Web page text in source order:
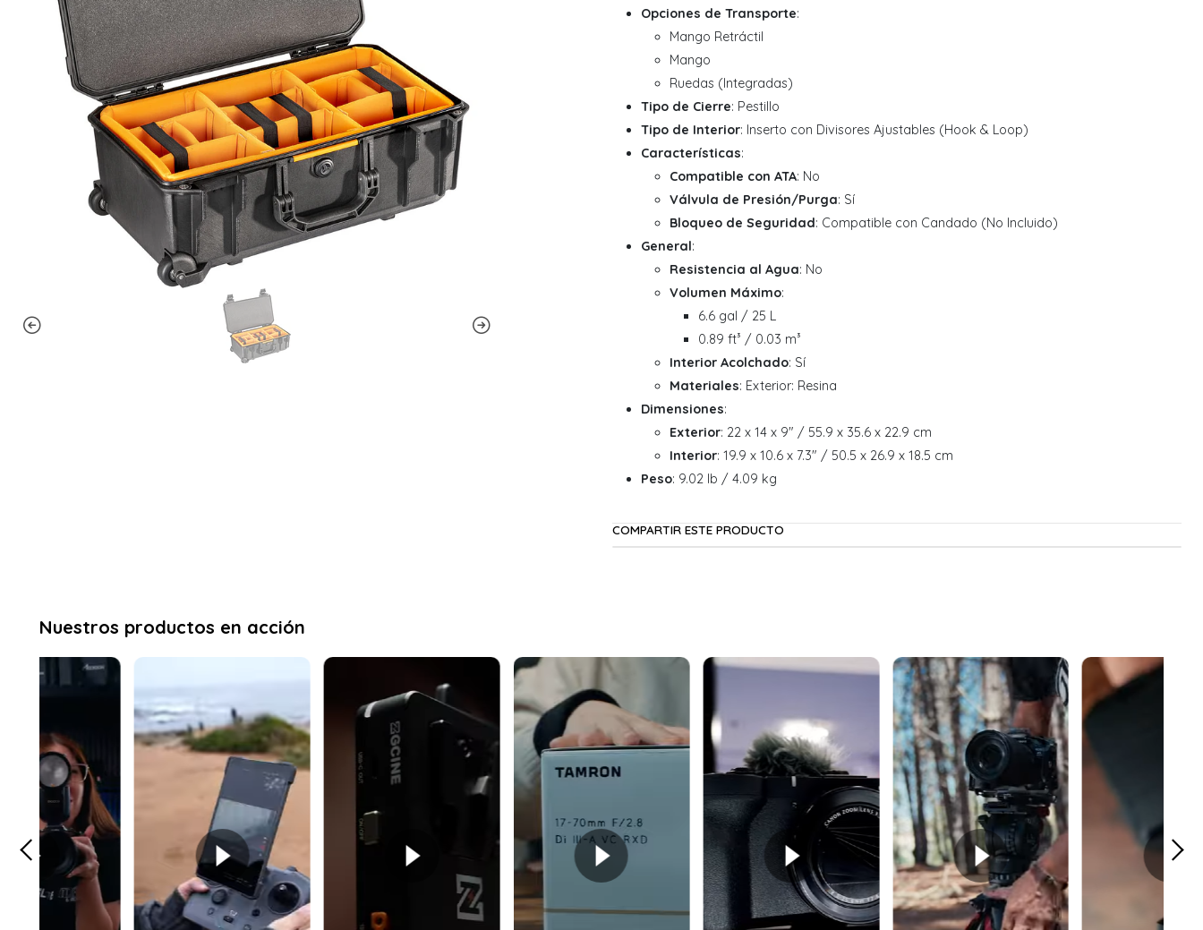
Opciones de Transporte:
Mango Retráctil
Mango
Ruedas (Integradas)
Tipo de Cierre: Pestillo
Tipo de Interior: Inserto con Divisores Ajustables (Hook & Loop)
Características:
Compatible con ATA: No
Válvula de Presión/Purga: Sí
Bloqueo de Seguridad: Compatible con Candado (No Incluido)
General:
Resistencia al Agua: No
Volumen Máximo:
6.6 gal / 25 L
0.89 ft³ / 0.03 m³
Interior Acolchado: Sí
Materiales: Exterior: Resina
Dimensiones:
Exterior: 22 x 14 x 9" / 55.9 x 35.6 x 22.9 cm
Interior: 19.9 x 10.6 x 7.3" / 50.5 x 26.9 x 18.5 cm
Peso: 9.02 lb / 4.09 kg
COMPARTIR ESTE PRODUCTO